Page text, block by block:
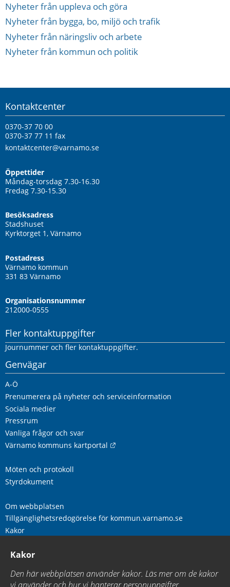
Kakor
Den här webbplatsen använder kakor. Läs mer om de kakor
Nyheter från uppleva och göra
Nyheter från bygga, bo, miljö och trafik
Nyheter från näringsliv och arbete
Nyheter från kommun och politik
Kontaktcenter
0370-37 70 00
0370-37 77 11 fax
kontaktcenter@varnamo.se
Öppettider
Måndag-torsdag 7.30-16.30
Fredag 7.30-15.30
Besöksadress
Stadshuset
Kyrktorget 1, Värnamo
Postadress
Värnamo kommun
331 83 Värnamo
Organisationsnummer
212000-0555
Fler kontaktuppgifter
Journummer och fler kontaktuppgifter.
Genvägar
A-Ö
Prenumerera på nyheter och serviceinformation
Sociala medier
Pressrum
Vanliga frågor och svar
Värnamo kommuns kartportal
Möten och protokoll
Styrdokument
Om webbplatsen
Tillgänglighetsredogörelse för kommun.varnamo.se
Kakor
Logga in